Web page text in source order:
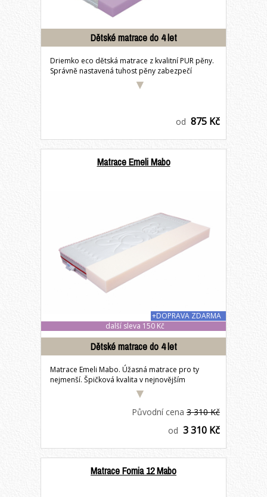
Dětské matrace do 4 let
Driemko eco dětská matrace z kvalitní PUR pěny.
Správně nastavená tuhost pěny zabezpečí
od 875 Kč
Matrace Emeli Mabo
další sleva 150 Kč
+DOPRAVA ZDARMA
Dětské matrace do 4 let
Matrace Emeli Mabo. Úžasná matrace pro ty
nejmenší. Špičková kvalita v nejnovějším
Původní cena 3 310 Kč
od 3 310 Kč
Matrace Fomia 12 Mabo